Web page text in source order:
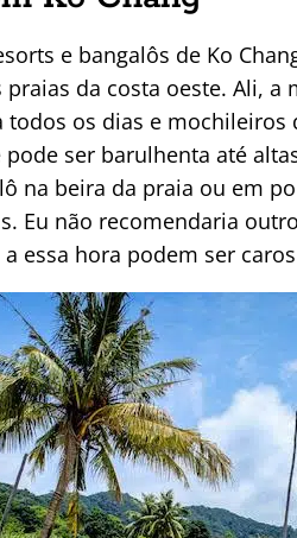
e bangalôs de Ko
da costa oeste. Ali, a
todos os dias e
ser barulhenta até
na beira da praia ou em
Eu não recomendaria
essa hora podem ser